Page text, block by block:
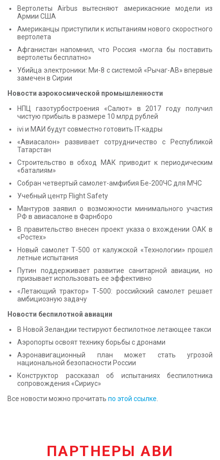
Вертолеты Airbus вытесняют америкаснкие модели из
Армии США
Американцы приступили к испытаниям нового скоростного
вертолета
Афганистан напомнил, что Россия «могла бы поставить
вертолеты бесплатно»
Убийца электроники: Ми-8 с системой «Рычаг-АВ» впервые
замечен в Сирии
Новости аэрокосмической промышленности
НПЦ газотурбостроения «Салют» в 2017 году получил
чистую прибыль в размере 10 млрд рублей
ivi и МАИ будут совместно готовить IT-кадры
«Авиасалон» развивает сотрудничество с Республикой
Татарстан
Строительство в обход МАК приводит к периодическим
«баталиям»
Собран четвертый самолет-амфибия Бе-200ЧС для МЧС
Учебный центр Flight Safety
Мантуров заявил о возможности минимального участия
РФ в авиасалоне в Фарнборо
В правительство внесен проект указа о вхождении ОАК в
«Ростех»
Новый самолет Т-500 от калужской «Технологии» прошел
летные испытания
Путин поддерживает развитие санитарной авиации, но
призывает использовать ее эффективно
«Летающий трактор» Т-500: российский самолет решает
амбициозную задачу
Новости беспилотной авиации
В Новой Зеландии тестируют беспилотное летающее такси
Аэропорты освоят технику борьбы с дронами
Аэронавигационный план может стать угрозой
национальной безопасности России
Конструктор рассказал об испытаниях беспилотника
сопровождения «Сириус»
Все новости можно прочитать по этой ссылке
ПАРТНЕРЫ АВИ